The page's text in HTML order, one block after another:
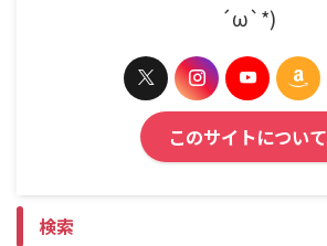
´ω`*)
このサイトについて
検索